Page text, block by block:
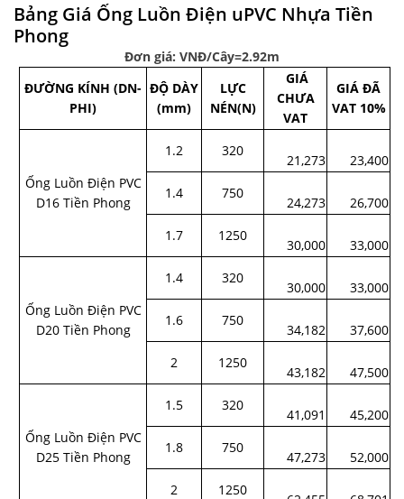
Bảng Giá Ống Luồn Điện uPVC Nhựa Tiền
Phong
Đơn giá: VNĐ/Cây=2.92m
ĐƯỜNG KÍNH (DN-
PHI)
ĐỘ DÀY
(mm)
LỰC
NÉN(N)
GIÁ
CHƯA
VAT
GIÁ ĐÃ
VAT 10%
Ống Luồn Điện PVC
D16 Tiền Phong
1.2 320
21,273
23,400
1.4
750
24,273
26,700
1.7
1250
30,000 33,000
Ống Luồn Điện PVC
D20 Tiền Phong
1.4 320
30,000
33,000
1.6
750
34,182
37,600
2
1250
43,182 47,500
Ống Luồn Điện PVC
D25 Tiền Phong
1.5 320
41,091
45,200
1.8
750
47,273
52,000
2
1250